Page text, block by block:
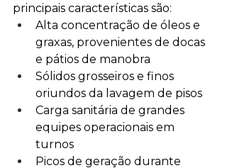
principais características são:
Alta concentração de óleos e
graxas, provenientes de docas
e pátios de manobra
Sólidos grosseiros e finos
oriundos da lavagem de pisos
Carga sanitária de grandes
equipes operacionais em
turnos
Picos de geração durante